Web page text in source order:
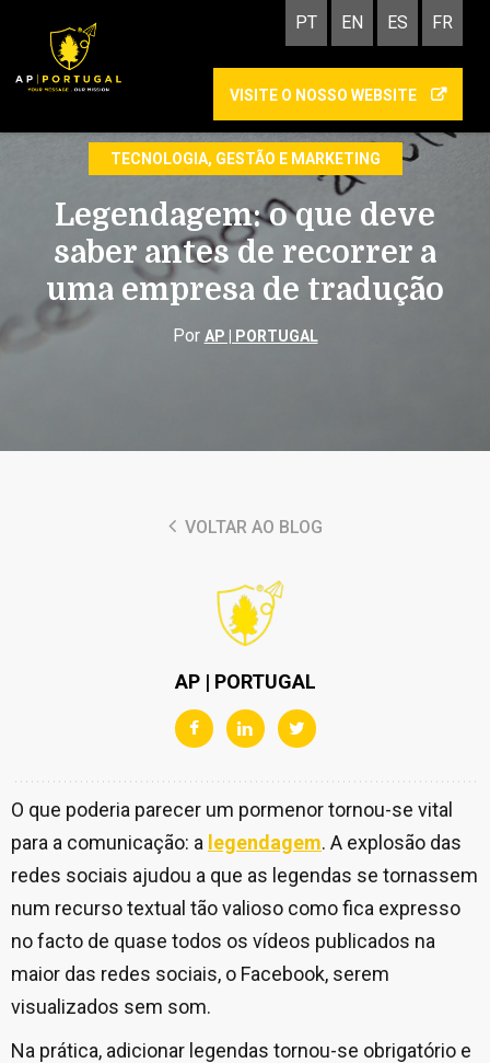
PT EN ES FR
VISITE O NOSSO WEBSITE
TECNOLOGIA, GESTÃO E MARKETING
Legendagem: o que deve
saber antes de recorrer a
uma empresa de tradução
Por AP | PORTUGAL
VOLTAR AO BLOG
AP | PORTUGAL
O que poderia parecer um pormenor tornou-se vital
para a comunicação: a legendagem. A explosão das
redes sociais ajudou a que as legendas se tornassem
num recurso textual tão valioso como fica expresso
no facto de quase todos os vídeos publicados na
maior das redes sociais, o Facebook, serem
visualizados sem som.
Na prática, adicionar legendas tornou-se obrigatório e